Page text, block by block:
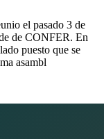
el pasado 3 de
de CONFER. En
puesto que se
asambl